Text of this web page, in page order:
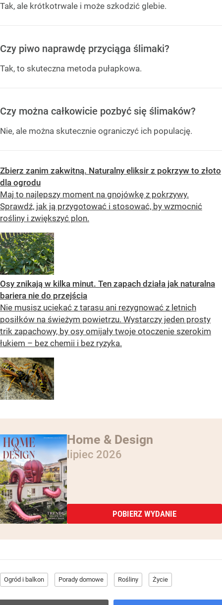
Tak, ale krótkotrwale i może szkodzić glebie.
Czy piwo naprawdę przyciąga ślimaki?
Tak, to skuteczna metoda pułapkowa.
Czy można całkowicie pozbyć się ślimaków?
Nie, ale można skutecznie ograniczyć ich populację.
Zbierz zanim zakwitną. Naturalny eliksir z pokrzyw to złoto
dla ogrodu
Maj to najlepszy moment na gnojówkę z pokrzywy.
Sprawdź, jak ją przygotować i stosować, by wzmocnić
rośliny i zwiększyć plon.
Osy znikają w kilka minut. Ten zapach działa jak naturalna
bariera nie do przejścia
Nie musisz uciekać z tarasu ani rezygnować z letnich
posiłków na świeżym powietrzu. Wystarczy jeden prosty
trik zapachowy, by osy omijały twoje otoczenie szerokim
łukiem – bez chemii i bez ryzyka.
Home & Design
lipiec 2026
POBIERZ WYDANIE
Ogród i balkon Porady domowe Rośliny Życie